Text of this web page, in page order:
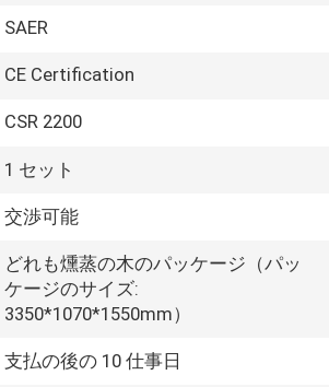
SAER
CE Certification
CSR 2200
1 セット
交渉可能
どれも燻蒸の木のパッケージ（パッ
ケージのサイズ:
3350*1070*1550mm）
支払の後の 10 仕事日